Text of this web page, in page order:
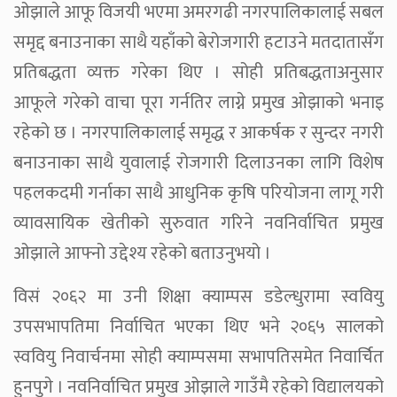
ओझाले आफू विजयी भएमा अमरगढी नगरपालिकालाई सबल
समृद्द बनाउनाका साथै यहाँको बेरोजगारी हटाउने मतदातासँग
प्रतिबद्धता व्यक्त गरेका थिए । सोही प्रतिबद्धताअनुसार
आफूले गरेको वाचा पूरा गर्नतिर लाग्ने प्रमुख ओझाको भनाइ
रहेको छ । नगरपालिकालाई समृद्ध र आकर्षक र सुन्दर नगरी
बनाउनाका साथै युवालाई रोजगारी दिलाउनका लागि विशेष
पहलकदमी गर्नाका साथै आधुनिक कृषि परियोजना लागू गरी
व्यावसायिक खेतीको सुरुवात गरिने नवनिर्वाचित प्रमुख
ओझाले आफ्नो उद्देश्य रहेको बताउनुभयो ।
विसं २०६२ मा उनी शिक्षा क्याम्पस डडेल्धुरामा स्ववियु
उपसभापतिमा निर्वाचित भएका थिए भने २०६५ सालको
स्ववियु निवार्चनमा सोही क्याम्पसमा सभापतिसमेत निवार्चित
हुनपुगे । नवनिर्वाचित प्रमुख ओझाले गाउँमै रहेको विद्यालयको